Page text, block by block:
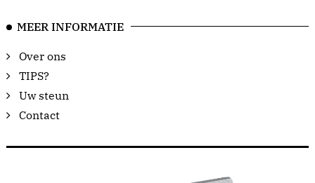
MEER INFORMATIE
Over ons
TIPS?
Uw steun
Contact